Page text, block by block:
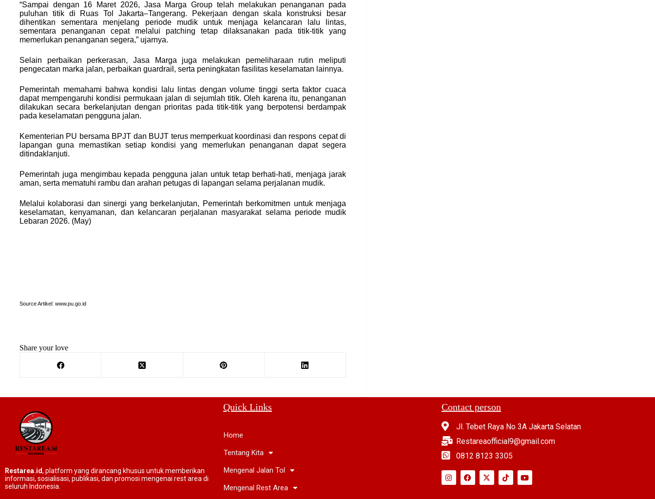
“Sampai dengan 16 Maret 2026, Jasa Marga Group telah melakukan penanganan pada
puluhan titik di Ruas Tol Jakarta–Tangerang. Pekerjaan dengan skala konstruksi besar
dihentikan sementara menjelang periode mudik untuk menjaga kelancaran lalu lintas,
sementara penanganan cepat melalui patching tetap dilaksanakan pada titik-titik yang
memerlukan penanganan segera,” ujarnya.
Selain perbaikan perkerasan, Jasa Marga juga melakukan pemeliharaan rutin meliputi
pengecatan marka jalan, perbaikan guardrail, serta peningkatan fasilitas keselamatan lainnya.
Pemerintah memahami bahwa kondisi lalu lintas dengan volume tinggi serta faktor cuaca
dapat mempengaruhi kondisi permukaan jalan di sejumlah titik. Oleh karena itu, penanganan
dilakukan secara berkelanjutan dengan prioritas pada titik-titik yang berpotensi berdampak
pada keselamatan pengguna jalan.
Kementerian PU bersama BPJT dan BUJT terus memperkuat koordinasi dan respons cepat di
lapangan guna memastikan setiap kondisi yang memerlukan penanganan dapat segera
ditindaklanjuti.
Pemerintah juga mengimbau kepada pengguna jalan untuk tetap berhati-hati, menjaga jarak
aman, serta mematuhi rambu dan arahan petugas di lapangan selama perjalanan mudik.
Melalui kolaborasi dan sinergi yang berkelanjutan, Pemerintah berkomitmen untuk menjaga
keselamatan, kenyamanan, dan kelancaran perjalanan masyarakat selama periode mudik
Lebaran 2026. (May)
Source Artikel: www.pu.go.id
Share your love
Restarea.id, platform yang dirancang khusus untuk memberikan
informasi, sosialisasi, publikasi, dan promosi mengenai rest area di
seluruh Indonesia.
Quick Links
Home
Tentang Kita
Mengenal Jalan Tol
Mengenal Rest Area
Contact person
Jl. Tebet Raya No 3A Jakarta Selatan
Restareaofficial9@gmail.com
0812 8123 3305